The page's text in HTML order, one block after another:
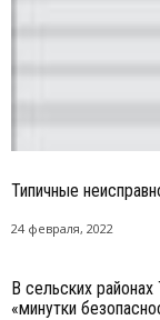
Типичные
24 февраля, 2022
В сельских
«минутки